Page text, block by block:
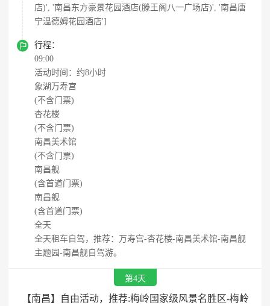
店)', '南昌东方豪景花园酒店(滕王阁八一广场店)', '南昌唐
宁温德姆花园酒店']

行程：
09:00
活动时间：约8小时
象湖万寿宫
(不含门票)
杏花楼
(不含门票)
南昌美术馆
(不含门票)
南昌舰
(含首道门票)
南昌舰
(含首道门票)
全天
全天租车自驾，推荐：万寿宫-杏花楼-南昌美术馆-南昌舰
主题园-南昌舰自驾游。
第4天
【南昌】自由活动，推荐:梅岭国家级风景名胜区-梅岭